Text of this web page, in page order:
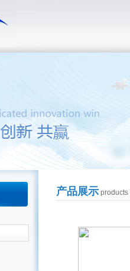
产品展示 products